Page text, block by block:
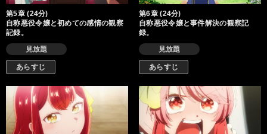
第5章 (24分)
自称悪役令嬢と初めての感情の観察
記録。
見放題
あらすじ
第6章 (24分)
自称悪役令嬢と事件解決の観察記
録。
見放題
あらすじ